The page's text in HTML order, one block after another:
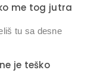
me tog jutra
tu sa desne
je teško